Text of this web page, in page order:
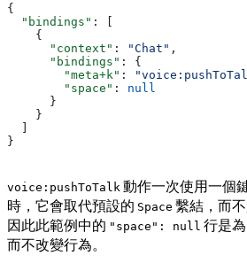
{
  "bindings"
: [
    {
      "context"
: "Chat" ,
      "bindings"
: {
        "meta+k"
:
        "space"
: null
      }
    }
}
voice:pushToTalk 動作一次使用一個
時，它會取代預設的 Space 繫結，而
因此此範例中的 "space": null 行是
而不改變行為。